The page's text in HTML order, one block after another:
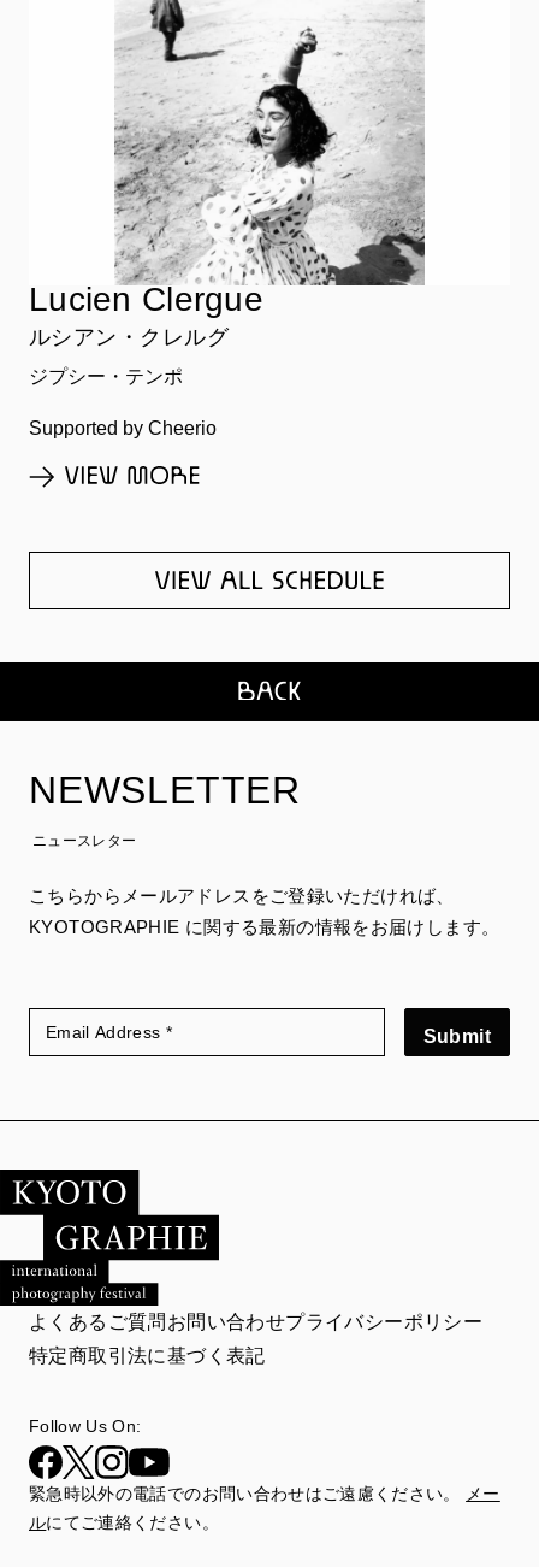
Lucien Clergue
ルシアン・クレルグ
ジプシー・テンポ
Supported by Cheerio
NEWSLETTER
ニュースレター
こちらからメールアドレスをご登録いただければ、
KYOTOGRAPHIE に関する最新の情報をお届けします。
Submit
よくあるご質問 お問い合わせプライバシーポリシー
特定商取引法に基づく表記
Follow Us On:
緊急時以外の電話でのお問い合わせはご遠慮ください。
メー
ルにてご連絡ください。